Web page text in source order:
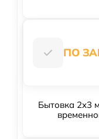
ПО
Бытовка 2х3